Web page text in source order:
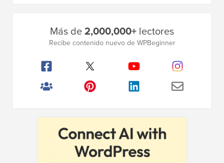
Más de2,000,000+ lectores
Recibe contenido nuevo de WPBeginner